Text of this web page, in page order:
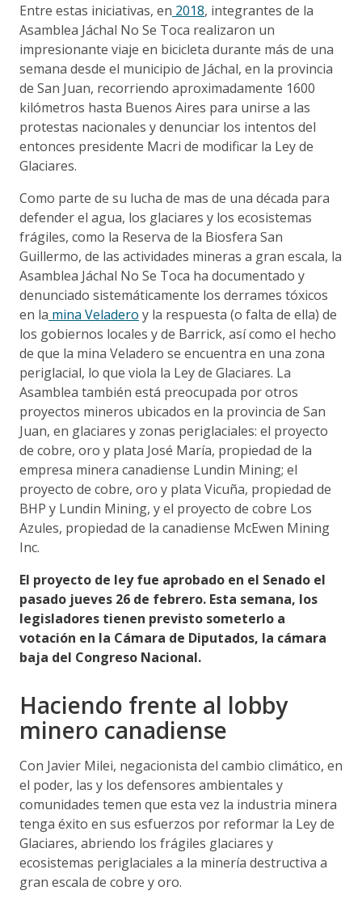
Entre estas iniciativas, en 2018, integrantes de la
Asamblea Jáchal No Se Toca realizaron un
impresionante viaje en bicicleta durante más de una
semana desde el municipio de Jáchal, en la provincia
de San Juan, recorriendo aproximadamente 1600
kilómetros hasta Buenos Aires para unirse a las
protestas nacionales y denunciar los intentos del
entonces presidente Macri de modificar la Ley de
Glaciares.
Como parte de su lucha de mas de una década para
defender el agua, los glaciares y los ecosistemas
frágiles, como la Reserva de la Biosfera San
Guillermo, de las actividades mineras a gran escala, la
Asamblea Jáchal No Se Toca ha documentado y
denunciado sistemáticamente los derrames tóxicos
en la mina Veladero y la respuesta (o falta de ella) de
los gobiernos locales y de Barrick, así como el hecho
de que la mina Veladero se encuentra en una zona
periglacial, lo que viola la Ley de Glaciares. La
Asamblea también está preocupada por otros
proyectos mineros ubicados en la provincia de San
Juan, en glaciares y zonas periglaciales: el proyecto
de cobre, oro y plata José María, propiedad de la
empresa minera canadiense Lundin Mining; el
proyecto de cobre, oro y plata Vicuña, propiedad de
BHP y Lundin Mining, y el proyecto de cobre Los
Azules, propiedad de la canadiense McEwen Mining
Inc.
El proyecto de ley fue aprobado en el Senado el
pasado jueves 26 de febrero. Esta semana, los
legisladores tienen previsto someterlo a
votación en la Cámara de Diputados, la cámara
baja del Congreso Nacional.
Haciendo frente al lobby
minero canadiense
Con Javier Milei, negacionista del cambio climático, en
el poder, las y los defensores ambientales y
comunidades temen que esta vez la industria minera
tenga éxito en sus esfuerzos por reformar la Ley de
Glaciares, abriendo los frágiles glaciares y
ecosistemas periglaciales a la minería destructiva a
gran escala de cobre y oro.